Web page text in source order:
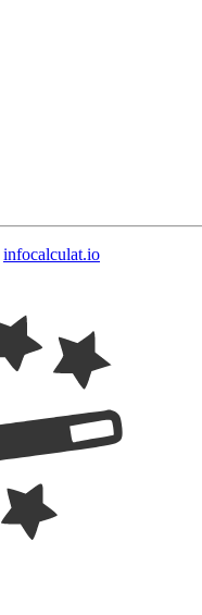
infocalculat.io